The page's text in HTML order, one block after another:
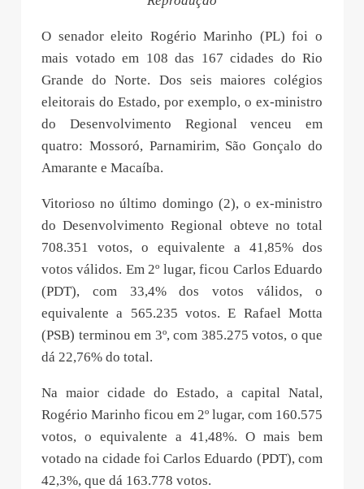
O senador eleito Rogério Marinho (PL) foi o
mais votado em 108 das 167 cidades do Rio
Grande do Norte. Dos seis maiores colégios
eleitorais do Estado, por exemplo, o ex-ministro
do Desenvolvimento Regional venceu em
quatro: Mossoró, Parnamirim, São Gonçalo do
Amarante e Macaíba.
Vitorioso no último domingo (2), o ex-ministro
do Desenvolvimento Regional obteve no total
708.351 votos, o equivalente a 41,85% dos
votos válidos. Em 2º lugar, ficou Carlos Eduardo
(PDT), com 33,4% dos votos válidos, o
equivalente a 565.235 votos. E Rafael Motta
(PSB) terminou em 3º, com 385.275 votos, o que
dá 22,76% do total.
Na maior cidade do Estado, a capital Natal,
Rogério Marinho ficou em 2º lugar, com 160.575
votos, o equivalente a 41,48%. O mais bem
votado na cidade foi Carlos Eduardo (PDT), com
42,3%, que dá 163.778 votos.